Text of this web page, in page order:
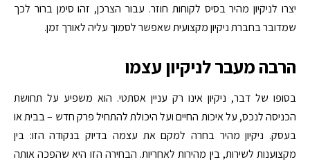
יצרו לניקיון מהיר בסיס לקוחות חוזר. עבור הצרכן, זהו סימן ברור לכך
שמדובר בחברת ניקיון מקצועית שאפשר לסמוך עליה לאורך זמן.
הרבה מעבר לניקיון עצמו
בסופו של דבר, ניקיון אינו רק עניין אסתטי. הוא משפיע על תחושת
הכניסה לנכס, על איכות החיים ועל היכולת להתחיל פרק חדש – בבית או
בעסק. ניקיון מהיר בחרה למקם את עצמה בדיוק בנקודה הזו: בין
מקצוענות לשירות, בין מהירות לאחריות. הבחירה הזו היא שהפכה אותה